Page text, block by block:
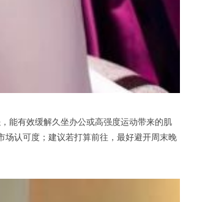
能有效缓解久坐办公或高强度运动带来的肌
场认可度；建议若打算前往，最好避开周末晚